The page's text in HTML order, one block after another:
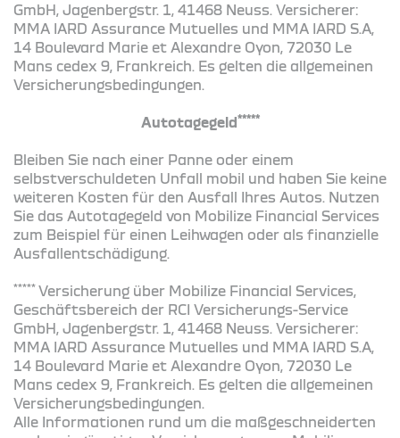
GmbH, Jagenbergstr. 1, 41468 Neuss. Versicherer:
MMA IARD Assurance Mutuelles und MMA IARD S.A,
14 Boulevard Marie et Alexandre Oyon, 72030 Le
Mans cedex 9, Frankreich. Es gelten die allgemeinen
Versicherungsbedingungen.
Autotagegeld*****
Bleiben Sie nach einer Panne oder einem
selbstverschuldeten Unfall mobil und haben Sie keine
weiteren Kosten für den Ausfall Ihres Autos. Nutzen
Sie das Autotagegeld von Mobilize Financial Services
zum Beispiel für einen Leihwagen oder als finanzielle
Ausfallentschädigung.
***** Versicherung über Mobilize Financial Services,
Geschäftsbereich der RCI Versicherungs-Service
GmbH, Jagenbergstr. 1, 41468 Neuss. Versicherer:
MMA IARD Assurance Mutuelles und MMA IARD S.A,
14 Boulevard Marie et Alexandre Oyon, 72030 Le
Mans cedex 9, Frankreich. Es gelten die allgemeinen
Versicherungsbedingungen.
Alle Informationen rund um die maßgeschneiderten